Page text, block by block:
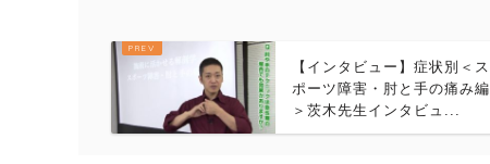
【インタビュー】症状別＜ス
ポーツ障害・肘と手の痛み編
＞茨木先生インタビュ...